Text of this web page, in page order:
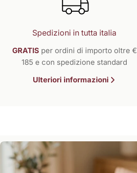
Spedizioni in tutta italia
GRATIS per ordini di importo oltre €
185 e con spedizione standard
Ulteriori informazioni